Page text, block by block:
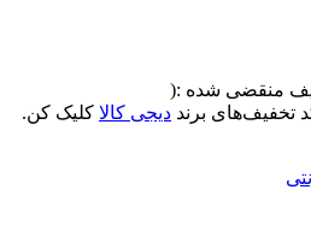
منقضی شده :(
تخفیف‌های برند دیجی کالا کلیک کن.